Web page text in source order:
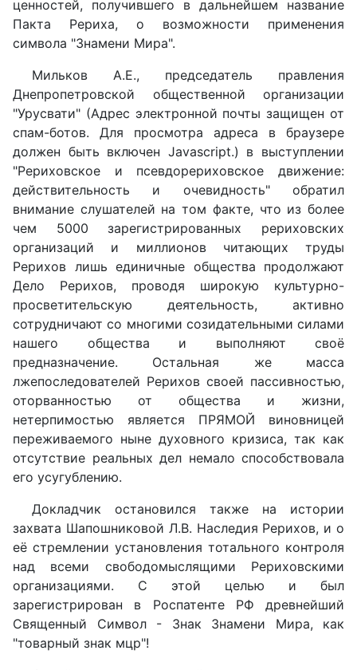
ценностей, получившего в дальнейшем название
Пакта Рериха, о возможности применения
символа "Знамени Мира".
Мильков А.Е., председатель правления
Днепропетровской общественной организации
"Урусвати" (Адрес электронной почты защищен от
спам-ботов. Для просмотра адреса в браузере
должен быть включен Javascript.) в выступлении
"Рериховское и псевдорериховское движение:
действительность и очевидность" обратил
внимание слушателей на том факте, что из более
чем 5000 зарегистрированных рериховских
организаций и миллионов читающих труды
Рерихов лишь единичные общества продолжают
Дело Рерихов, проводя широкую культурно-
просветительскую деятельность, активно
сотрудничают со многими созидательными силами
нашего общества и выполняют своё
предназначение. Остальная же масса
лжепоследователей Рерихов своей пассивностью,
оторванностью от общества и жизни,
нетерпимостью является ПРЯМОЙ виновницей
переживаемого ныне духовного кризиса, так как
отсутствие реальных дел немало способствовала
его усугублению.
Докладчик остановился также на истории
захвата Шапошниковой Л.В. Наследия Рерихов, и о
её стремлении установления тотального контроля
над всеми свободомыслящими Рериховскими
организациями. С этой целью и был
зарегистрирован в Роспатенте РФ древнейший
Священный Символ - Знак Знамени Мира, как
"товарный знак мцр"!